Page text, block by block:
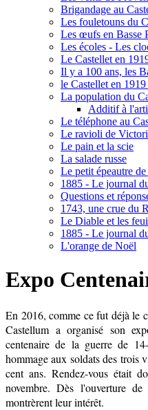
Brigandage au
Les fouletouns du
Les œufs en Basse
Les écoles - Les
Le Castellet en
Il y a 100 ans, les
le Castellet en
La population du
Additif à
Le téléphone au
Le ravioli de
Le pain et la scie
La salade russe
Le petit épeautre
1885 - Le journal
Questions et
1743, une crue du
Le Diable et les
1885 - Le journal
L'orange de Noël
Expo
En 2016, comme ce fut déjà le
Castellum a organisé son
centenaire de la guerre de
hommage aux soldats des trois
cent ans. Rendez-vous était
novembre. Dès l'ouverture
montrèrent leur intérêt.